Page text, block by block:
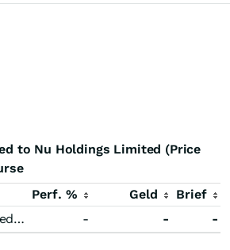
to Nu Holdings Limited (Price
Perf. % Geld
Brief
6X Long Index linked to Nu Holdings Limited (Price Return)
- - -